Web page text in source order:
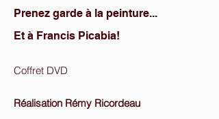
Prenez garde à la peinture...
Et à Francis Picabia!
Coffret DVD
Réalisation Rémy Ricordeau